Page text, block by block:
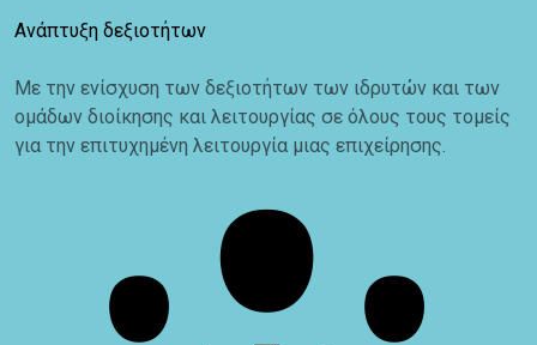
Ανάπτυξη δεξιοτήτων
Με την ενίσχυση των δεξιοτήτων των ιδρυτών και των
ομάδων διοίκησης και λειτουργίας σε όλους τους τομείς
για την επιτυχημένη λειτουργία μιας επιχείρησης.